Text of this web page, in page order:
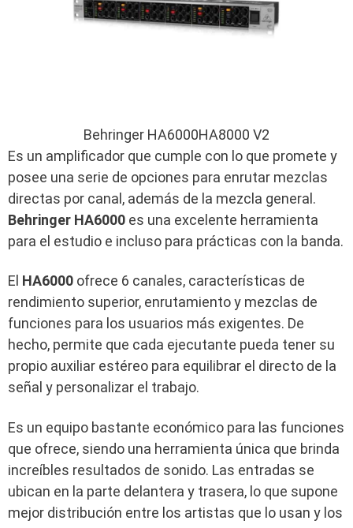
Behringer HA6000HA8000 V2
Es un amplificador que cumple con lo que promete y
posee una serie de opciones para enrutar mezclas
directas por canal, además de la mezcla general.
Behringer HA6000 es una excelente herramienta
para el estudio e incluso para prácticas con la banda.
El HA6000 ofrece 6 canales, características de
rendimiento superior, enrutamiento y mezclas de
funciones para los usuarios más exigentes. De
hecho, permite que cada ejecutante pueda tener su
propio auxiliar estéreo para equilibrar el directo de la
señal y personalizar el trabajo.
Es un equipo bastante económico para las funciones
que ofrece, siendo una herramienta única que brinda
increíbles resultados de sonido. Las entradas se
ubican en la parte delantera y trasera, lo que supone
mejor distribución entre los artistas que lo usan y los